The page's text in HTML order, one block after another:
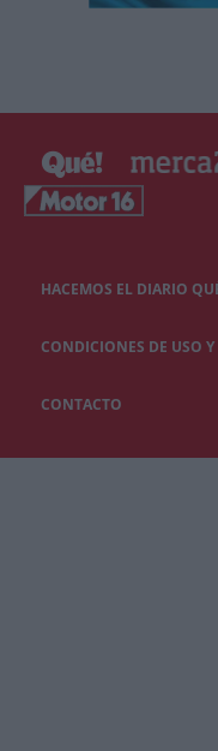
HACEMOS EL DIARIO
CONDICIONES DE USO
CONTACTO